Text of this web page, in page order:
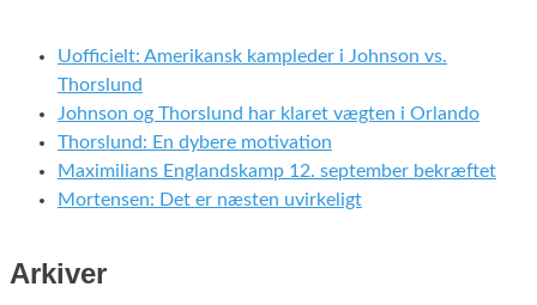
Uofficielt: Amerikansk kampleder i Johnson vs.
Thorslund
Johnson og Thorslund har klaret vægten i Orlando
Thorslund: En dybere motivation
Maximilians Englandskamp 12. september bekræftet
Mortensen: Det er næsten uvirkeligt
Arkiver